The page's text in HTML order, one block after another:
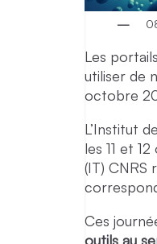
Les portails
utiliser de
octobre
L’Institut
les 11 et
(IT) CNRS
Ces
outils au